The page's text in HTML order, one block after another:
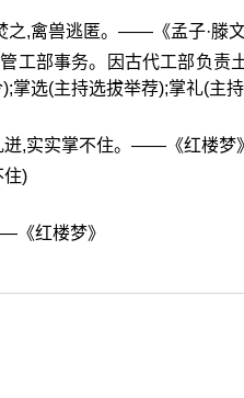
之,禽兽逃匿。——《孟子·滕文
工部事务。因古代工部负责
掌选(主持选拔举荐);掌礼(主
迸,实实掌不住。——《红楼梦
住)
《红楼梦》